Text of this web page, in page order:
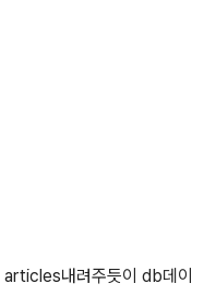
내려주듯이 db데이